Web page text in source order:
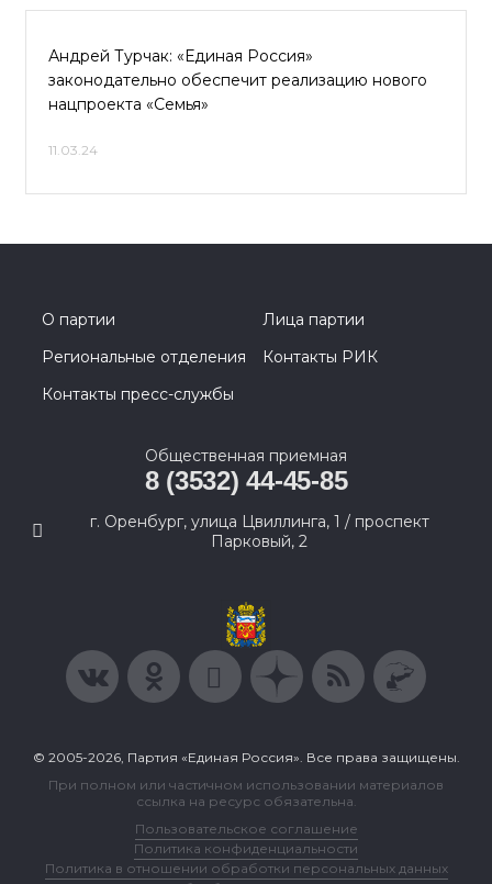
Андрей Турчак: «Единая Россия»
законодательно обеспечит реализацию нового
нацпроекта «Семья»
11.03.24
О партии
Лица партии
Региональные отделения
Контакты РИК
Контакты пресс-службы
Общественная приемная
8 (3532) 44-45-85
г. Оренбург, улица Цвиллинга, 1 / проспект
Парковый, 2
© 2005-2026, Партия «Единая Россия». Все права защищены.
При полном или частичном использовании материалов
ссылка на ресурс обязательна.
Пользовательское соглашение
Политика конфиденциальности
Политика в отношении обработки персональных данных